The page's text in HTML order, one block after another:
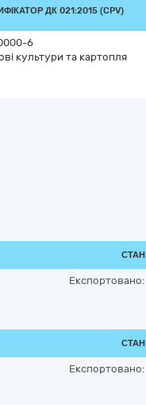
ДК 021:2015 (CPV)
6
культури та картопля
СТАН
Експортовано:
СТАН
Експортовано: